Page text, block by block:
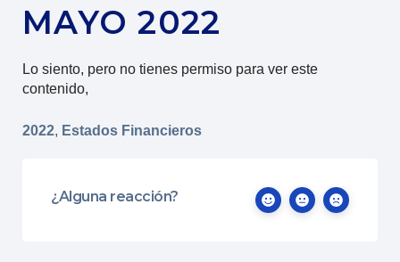
MAYO 2022
Lo siento, pero no tienes permiso para ver este
contenido,
2022, Estados Financieros
¿Alguna reacción?